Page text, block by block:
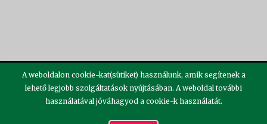
Theme bySiteOrigin
A weboldalon cookie-kat(sütiket) használunk, amik segítenek a
lehető legjobb szolgáltatások nyújtásában. A weboldal további
használatával jóváhagyod a cookie-k használatát.